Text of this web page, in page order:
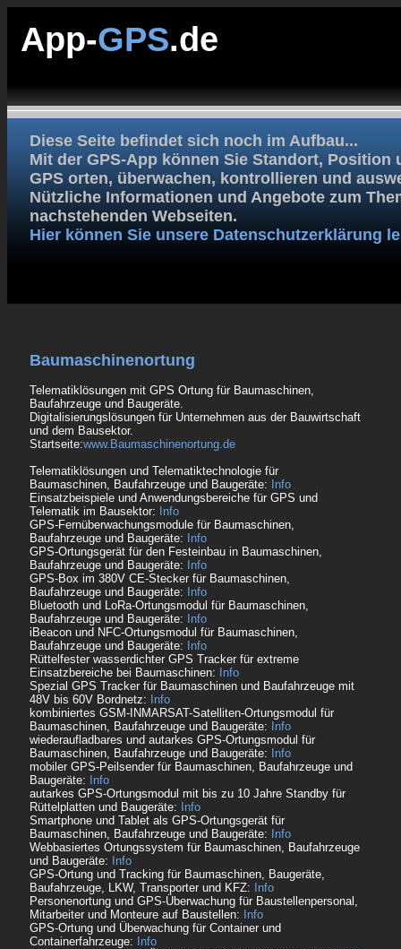
App-GPS.de
Diese Seite befindet sich noch im Aufbau...
Mit der GPS-App können Sie Standort,
GPS orten, überwachen, kontrollieren und
Nützliche Informationen und Angebote zum
nachstehenden Webseiten.
Hier können Sie unsere Datenschutzerklärung
Baumaschinenortung
Telematiklösungen mit GPS Ortung für Baumaschinen,
Baufahrzeuge und Baugeräte.
Digitalisierungslösungen für Unternehmen aus der Bauwirtschaft
und dem Bausektor.
Startseite:www.Baumaschinenortung.de
Telematiklösungen und Telematiktechnologie für
Baumaschinen, Baufahrzeuge und Baugeräte:
Info
Einsatzbeispiele und Anwendungsbereiche für GPS und
Telematik im Bausektor:
Info
GPS-Fernüberwachungsmodule für Baumaschinen,
Baufahrzeuge und Baugeräte:
Info
GPS-Ortungsgerät für den Festeinbau in Baumaschinen,
Baufahrzeuge und Baugeräte:
Info
GPS-Box im 380V CE-Stecker für Baumaschinen,
Baufahrzeuge und Baugeräte:
Info
Bluetooth und LoRa-Ortungsmodul für Baumaschinen,
Baufahrzeuge und Baugeräte:
Info
iBeacon und NFC-Ortungsmodul für Baumaschinen,
Baufahrzeuge und Baugeräte:
Info
Rüttelfester wasserdichter GPS Tracker für extreme
Einsatzbereiche bei Baumaschinen:
Info
Spezial GPS Tracker für Baumaschinen und Baufahrzeuge mit
48V bis 60V Bordnetz:
Info
kombiniertes GSM-INMARSAT-Satelliten-Ortungsmodul für
Baumaschinen, Baufahrzeuge und Baugeräte:
Info
wiederaufladbares und autarkes GPS-Ortungsmodul für
Baumaschinen, Baufahrzeuge und Baugeräte:
Info
mobiler GPS-Peilsender für Baumaschinen, Baufahrzeuge und
Baugeräte:
Info
autarkes GPS-Ortungsmodul mit bis zu 10 Jahre Standby für
Rüttelplatten und Baugeräte:
Info
Smartphone und Tablet als GPS-Ortungsgerät für
Baumaschinen, Baufahrzeuge und Baugeräte:
Info
Webbasiertes Ortungssystem für Baumaschinen, Baufahrzeuge
und Baugeräte:
Info
GPS-Ortung und Tracking für Baumaschinen, Baugeräte,
Baufahrzeuge, LKW, Transporter und KFZ:
Info
Personenortung und GPS-Überwachung für Baustellenpersonal,
Mitarbeiter und Monteure auf Baustellen:
Info
GPS-Ortung und Überwachung für Container und
Containerfahrzeuge:
Info